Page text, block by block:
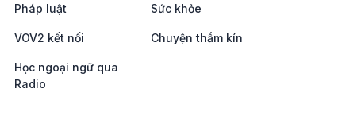
Pháp luật Sức khỏe
VOV2 kết nối Chuyện thầm kín
Học ngoại ngữ qua
Radio